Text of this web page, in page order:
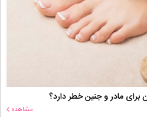
برای مادر و جنین خطر دارد؟
مشاهده